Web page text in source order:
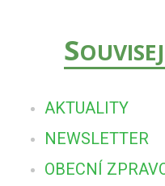
S
AKTUALITY
NEWSLETTER
OBECNÍ